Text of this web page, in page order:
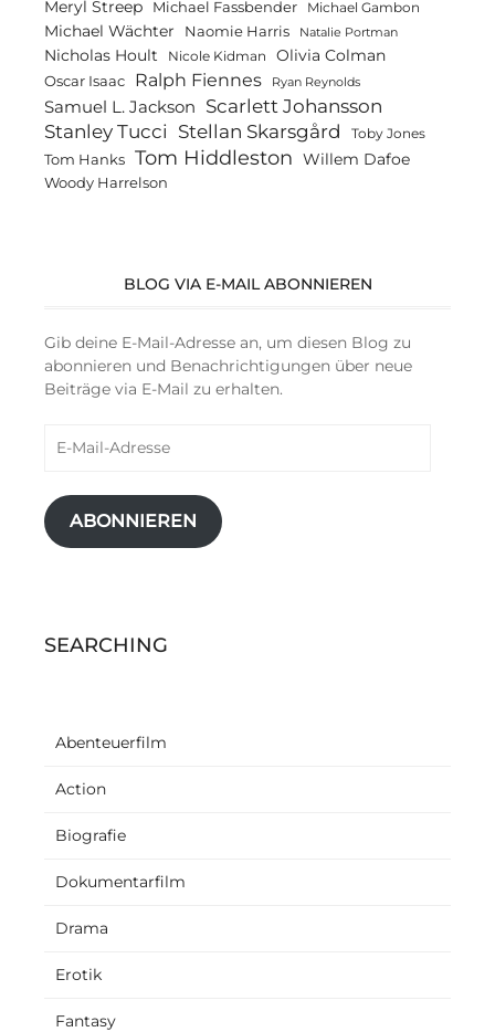
Meryl Streep Michael Fassbender Michael Gambon
Michael Wächter Naomie Harris Natalie Portman
Nicholas Hoult Nicole Kidman Olivia Colman
Oscar Isaac Ralph Fiennes Ryan Reynolds
Samuel L. Jackson Scarlett Johansson
Stanley Tucci Stellan Skarsgård Toby Jones
Tom Hanks Tom Hiddleston Willem Dafoe
Woody Harrelson
BLOG VIA E-MAIL ABONNIEREN
Gib deine E-Mail-Adresse an, um diesen Blog zu
abonnieren und Benachrichtigungen über neue
Beiträge via E-Mail zu erhalten.
Mail-
ABONNIEREN
SEARCHING
Abenteuerfilm
Action
Biografie
Dokumentarfilm
Drama
Erotik
Fantasy